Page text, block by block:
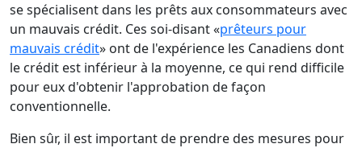
se spécialisent dans les prêts aux consommateurs avec
un mauvais crédit. Ces soi-disant «prêteurs pour
mauvais crédit» ont de l'expérience les Canadiens dont
le crédit est inférieur à la moyenne, ce qui rend difficile
pour eux d'obtenir l'approbation de façon
conventionnelle.
Bien sûr, il est important de prendre des mesures pour